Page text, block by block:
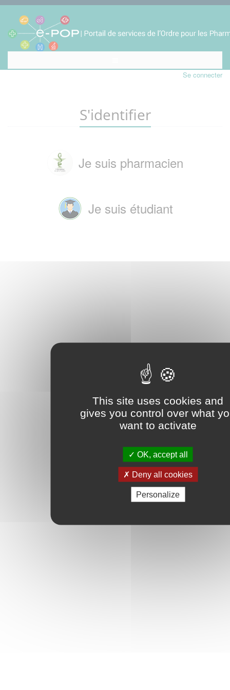
This site uses cookies and
gives you control over what
want to activate
OK, accept all
Deny all cookies
Personalize
Se connecter
S'identifier
Je suis pharmacien
Je suis étudiant